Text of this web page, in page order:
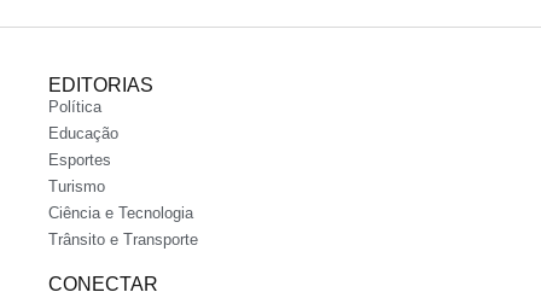
EDITORIAS
Política
Educação
Esportes
Turismo
Ciência e Tecnologia
Trânsito e Transporte
CONECTAR